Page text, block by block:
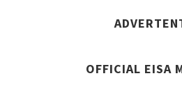
OFFICIAL EISA